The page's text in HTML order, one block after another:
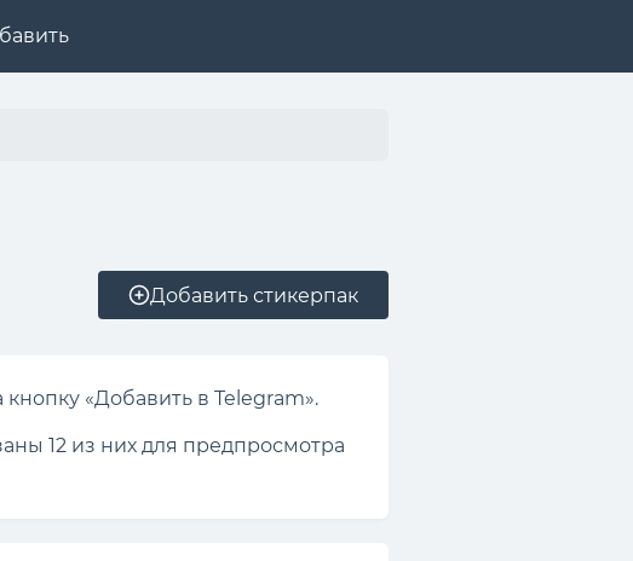
Добавить стикерпак
«Добавить в Telegram».
12 из них для предпросмотра